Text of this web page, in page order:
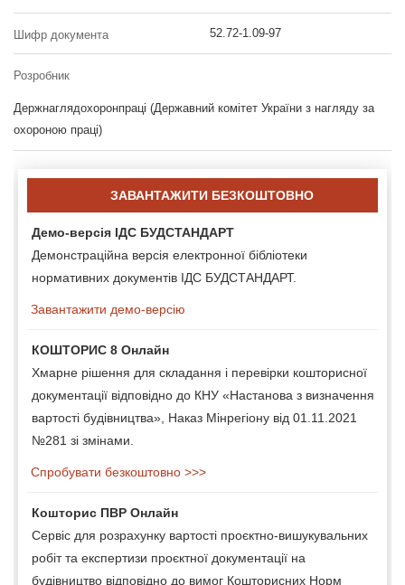
Шифр документа 52.72-1.09-97
Розробник
Держнаглядохоронпраці (Державний комітет України з нагляду за
охороною праці)
ЗАВАНТАЖИТИ БЕЗКОШТОВНО
Демо-версія ІДС БУДСТАНДАРТ
Демонстраційна версія електронної бібліотеки
нормативних документів ІДС БУДСТАНДАРТ.
Завантажити демо-версію
КОШТОРИС 8 Онлайн
Хмарне рішення для складання і перевірки кошторисної
документації відповідно до КНУ «Настанова з визначення
вартості будівництва», Наказ Мінрегіону від 01.11.2021
№281 зі змінами.
Спробувати безкоштовно >>>
Кошторис ПВР Онлайн
Сервіс для розрахунку вартості проєктно-вишукувальних
робіт та експертизи проєктної документації на
будівництво відповідно до вимог Кошторисних Норм